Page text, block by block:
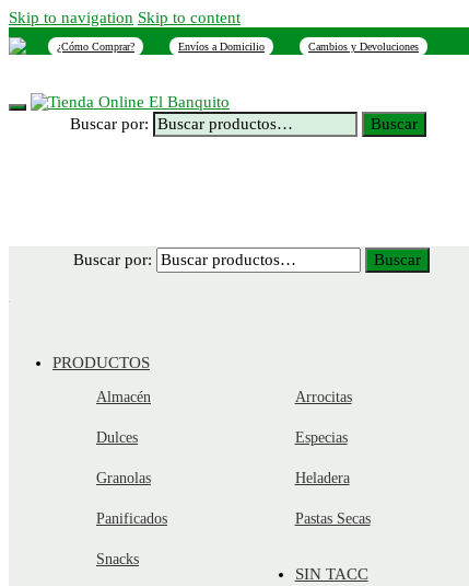
Skip to navigation Skip to content
¿Cómo Comprar? Envíos a Domicilio Cambios y Devoluciones
Buscar por: Buscar
Buscar por: Buscar
PRODUCTOS
Almacén Arrocitas
Dulces Especias
Granolas Heladera
Panificados Pastas Secas
Snacks
SIN TACC